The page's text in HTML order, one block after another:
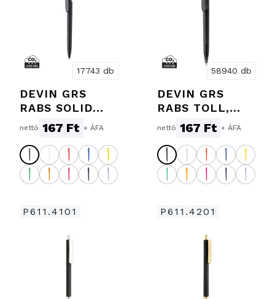
17743 db
DEVIN GRS
RABS SOLID
TOLL
nettó 167 Ft + ÁFA
58940 db
DEVIN GRS
RABS TOLL,
ÁTLÁTSZÓ
nettó 167 Ft + ÁFA
P611.4101 P611.4201